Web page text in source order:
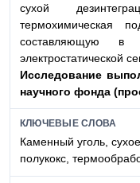
сухой
термохимическая
составляющую в
электростатической
Исследование вы
научного фонда
КЛЮЧЕВЫЕ СЛОВА
Каменный уголь,
полукокс,